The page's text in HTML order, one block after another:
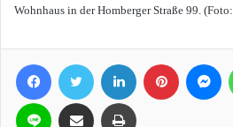
Wohnhaus in der Homberger Straße 99.
FacebookTwitter LinkedIn Pinterest
Line Teile per E-Mail Drucken